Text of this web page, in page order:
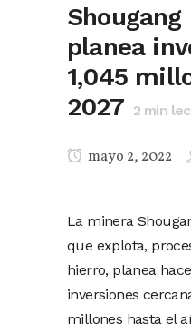
planea
1,045
2027 2 min
mayo 2, 2022
La minera
que explota,
hierro, planea
inversiones
millones hasta el